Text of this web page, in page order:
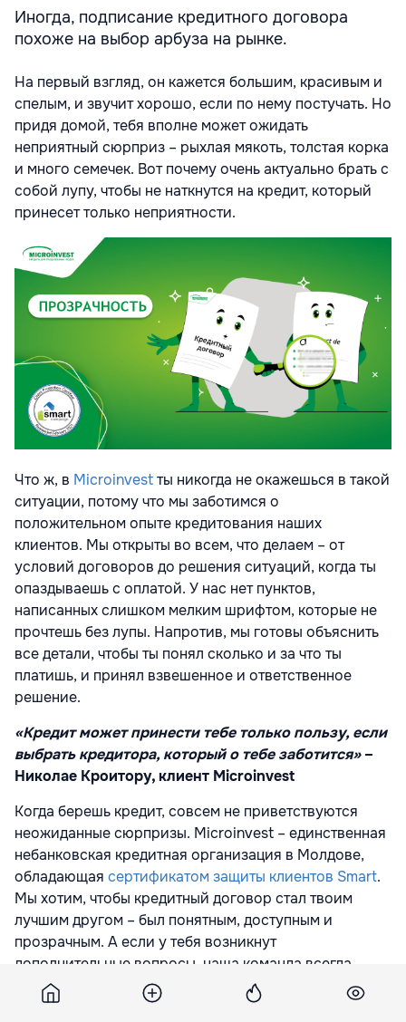
Иногда, подписание кредитного договора
похоже на выбор арбуза на рынке.
На первый взгляд, он кажется большим, красивым и
спелым, и звучит хорошо, если по нему постучать. Но
придя домой, тебя вполне может ожидать
неприятный сюрприз – рыхлая мякоть, толстая корка
и много семечек. Вот почему очень актуально брать с
собой лупу, чтобы не наткнутся на кредит, который
принесет только неприятности.
Что ж, в Microinvestты никогда не окажешься в такой
ситуации, потому что мы заботимся о
положительном опыте кредитования наших
клиентов. Мы открыты во всем, что делаем – от
условий договоров до решения ситуаций, когда ты
опаздываешь с оплатой. У нас нет пунктов,
написанных слишком мелким шрифтом, которые не
прочтешь без лупы. Напротив, мы готовы объяснить
все детали, чтобы ты понял сколько и за что ты
платишь, и принял взвешенное и ответственное
решение.
«Кредит может принести тебе только пользу, если
выбрать кредитора, который о тебе заботится»–
Николае Кроитору, клиент Microinvest
Когда берешь кредит, совсем не приветствуются
неожиданные сюрпризы. Microinvest – единственная
небанковская кредитная организация в Молдове,
обладающая сертификатом защиты клиентов Smart.
Мы хотим, чтобы кредитный договор стал твоим
лучшим другом – был понятным, доступным и
прозрачным. А если у тебя возникнут
дополнительные вопросы, наша команда всегда
готова на них ответить.